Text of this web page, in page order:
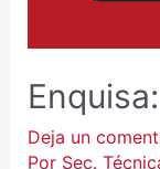
Deja un
Por Sec.